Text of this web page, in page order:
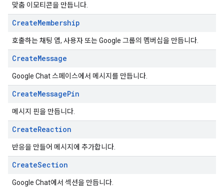
맞춤 이모티콘을 만듭니다.
CreateMembership
호출하는 채팅 앱, 사용자 또는 Google 그룹의 멤버십을 만듭니다.
CreateMessage
Google Chat 스페이스에서 메시지를 만듭니다.
CreateMessagePin
메시지 핀을 만듭니다.
CreateReaction
반응을 만들어 메시지에 추가합니다.
CreateSection
Google Chat에서 섹션을 만듭니다.